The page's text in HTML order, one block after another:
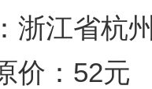
浙江省杭
价：52元